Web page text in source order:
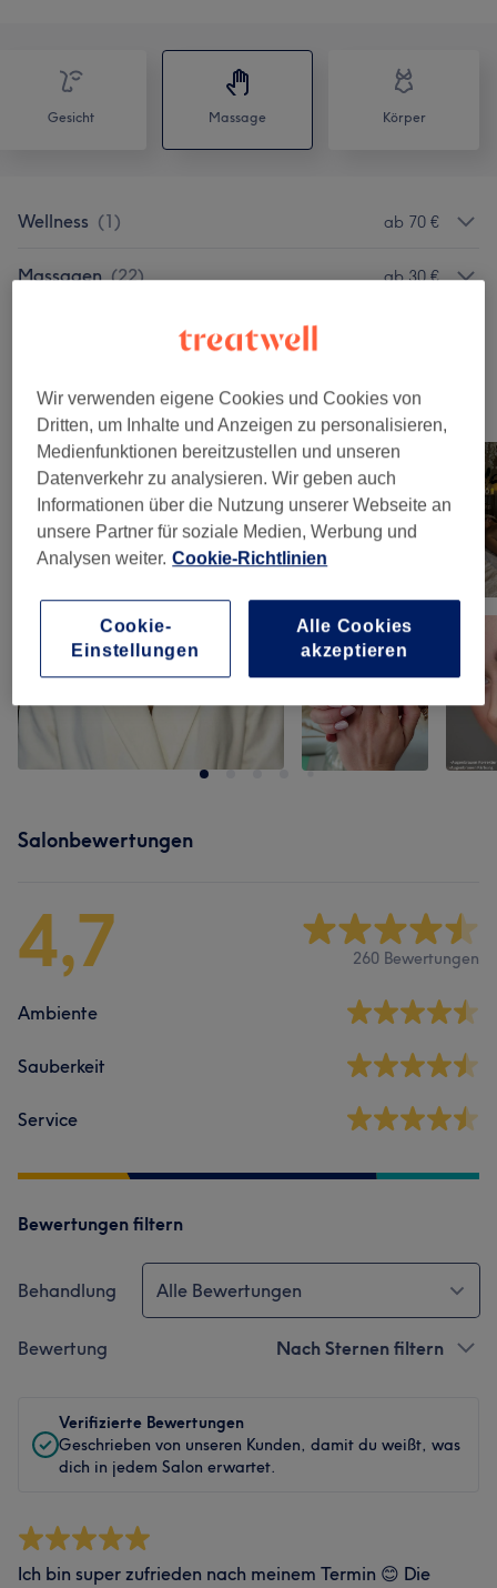
Gesicht Massage Körper
Wellness (1) ab 70 €
Massagen (22) ab 30 €
Gesichtsbehandlungen ( 1)
Unsere Arbeit
Bild anklicken für weitere Details
Salonbewertungen
4,7 260 Bewertungen
Ambiente
Sauberkeit
Service
Bewertungen filtern
Behandlung Alle Bewertungen
Bewertung Nach Sternen filtern
Verifizierte Bewertungen
Geschrieben von unseren Kunden, damit du weißt, was
dich in jedem Salon erwartet.
Ich bin super zufrieden nach meinem Termin 😊 Die
Wir verwenden eigene Cookies und Cookies von
Dritten, um Inhalte und Anzeigen zu personalisieren,
Medienfunktionen bereitzustellen und unseren
Datenverkehr zu analysieren. Wir geben auch
Informationen über die Nutzung unserer Webseite an
unsere Partner für soziale Medien, Werbung und
Analysen weiter. Cookie-Richtlinien
Cookie-
Einstellungen
Alle Cookies
akzeptieren